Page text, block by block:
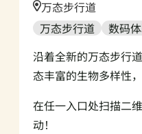
Location:
万态步行道
万态步行道
数码
沿着全新的万态步行
态丰富的生物多样性
在任一入口处扫描二
动！